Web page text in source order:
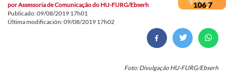
porAssessoria de Comunicação do HU-FURG/Ebserh
Publicado: 09/08/2019 17h01
Última modificación: 09/08/2019 17h02
Foto: Divulgação HU-FURG/Ebserh